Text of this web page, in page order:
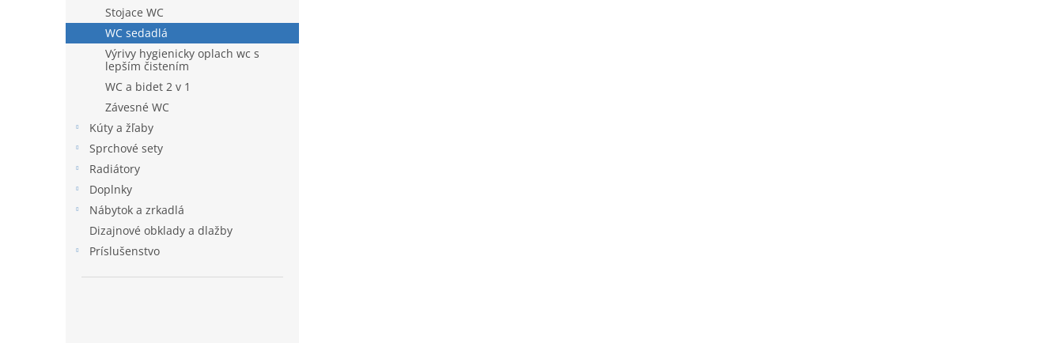
Stojace WC
WC sedadlá
Výrivy hygienicky oplach wc s
lepším čistením
WC a bidet 2 v 1
Závesné WC
Kúty a žľaby
Sprchové sety
Radiátory
Doplnky
Nábytok a zrkadlá
Dizajnové obklady a dlažby
Príslušenstvo